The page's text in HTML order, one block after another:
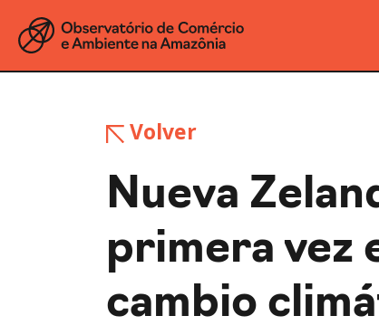
Volver
Nueva
primera vez
cambio